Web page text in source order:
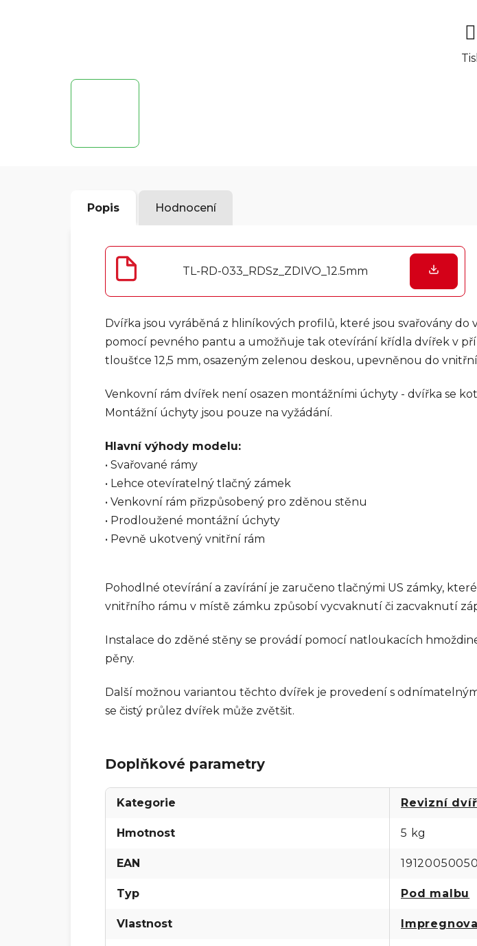
Popis Hodnocení
TL-RD-033_RDSz_ZDIVO_12.5mm
Dvířka jsou vyráběná z hliníkových profilů, které jsou svařovány
pomocí pevného pantu a umožňuje tak otevírání křídla dvířek v
tloušťce 12,5 mm, osazeným zelenou deskou, upevněnou do
Venkovní rám dvířek není osazen montážními úchyty - dvířka se
Montážní úchyty jsou pouze na vyžádání.
Hlavní výhody modelu:
• Svařované rámy
• Lehce otevíratelný tlačný zámek
• Venkovní rám přizpůsobený pro zděnou stěnu
• Prodloužené montážní úchyty
• Pevně ukotvený vnitřní rám
Pohodlné otevírání a zavírání je zaručeno tlačnými US zámky,
vnitřního rámu v místě zámku způsobí vycvaknutí či zacvaknutí
Instalace do zděné stěny se provádí pomocí natloukacích
pěny.
Další možnou variantou těchto dvířek je provedení s
se čistý průlez dvířek může zvětšit.
Doplňkové parametry
Kategorie Revizní
Hmotnost 5 kg
EAN
Typ Pod malbu
Vlastnost